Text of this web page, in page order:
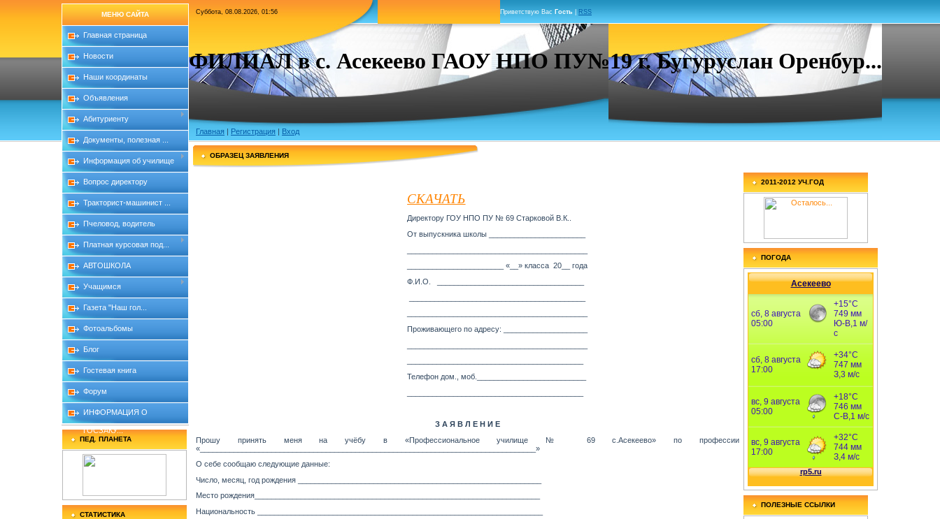
МЕНЮ САЙТА
Главная страница
Новости
Наши координаты
Объявления
Абитуриенту
Документы, полезная ...
Информация об училище
Вопрос директору
Тракторист-машинист ...
Пчеловод, водитель
Платная курсовая под...
АВТОШКОЛА
Учащимся
Газета "Наш гол...
Фотоальбомы
Блог
Гостевая книга
Форум
ИНФОРМАЦИЯ О
ГОСЗАКУ...
ПЕД. ПЛАНЕТА
СТАТИСТИКА
Суббота, 08.08.2026, 01:56 Приветствую Вас Гость RSS
ФИЛИАЛ в с. Асекеево ГАОУ НПО ПУ№19 г. Бугуруслан Оренбур...
Главная | Регистрация | Вход
ОБРАЗЕЦ ЗАЯВЛЕНИЯ
СКАЧАТЬ
Директору ГОУ НПО ПУ № 69 Старковой В.К..
От выпускника школы _______________________
_______________________ «__» класса 20__ года
Ф.И.О.
Проживающего по адресу: ____________________
Телефон дом., моб.__________________________
З А Я В Л Е Н И Е
Прошу принять меня на учёбу в «Профессиональное училище № 69 с.Асекеево» по профессии
«________________________________________________________________________________»
О себе сообщаю следующие данные:
Число, месяц, год рождения __________________________________________________________
Место рождения____________________________________________________________________
Национальность ____________________________________________________________________
2011-2012 УЧ.ГОД
ПОГОДА
Асекеево
ПОЛЕЗНЫЕ ССЫЛКИ